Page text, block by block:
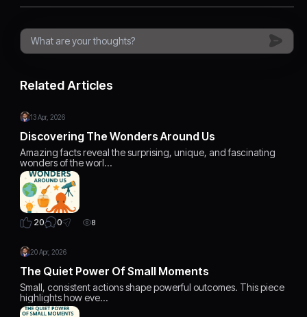
Related Articles
13 Apr, 2026
Discovering The Wonders Around Us
Amazing facts reveal the surprising, unique, and fascinating
wonders of the worl…
20 0 8
20 Apr, 2026
The Quiet Power Of Small Moments
Small, consistent actions shape powerful outcomes. This piece
highlights how eve…